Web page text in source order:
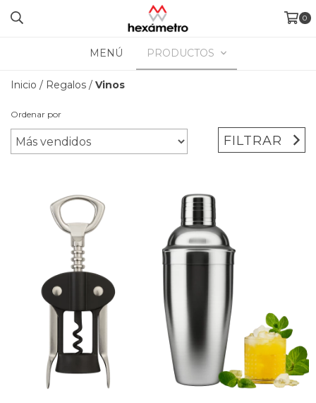
0
MENÚ PRODUCTOS
Inicio / Regalos / Vinos
Ordenar por
FILTRAR